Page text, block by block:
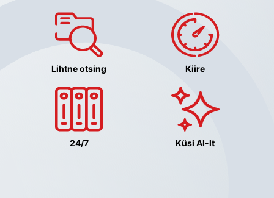
Lihtne otsing Kiire
24/7 Küsi AI-lt